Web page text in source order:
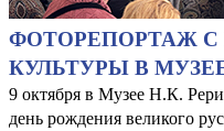
ФОТОРЕПОРТАЖ С
КУЛЬТУРЫ В МУЗЕЕ
9 октября в Музее Н.К.
день рождения великого